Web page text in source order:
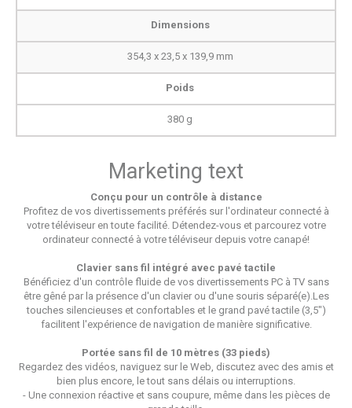
Dimensions
354,3 x 23,5 x 139,9 mm
Poids
380 g
Marketing text
Conçu pour un contrôle à distance
Profitez de vos divertissements préférés sur l'ordinateur connecté à
votre téléviseur en toute facilité. Détendez-vous et parcourez votre
ordinateur connecté à votre téléviseur depuis votre canapé!
Clavier sans fil intégré avec pavé tactile
Bénéficiez d'un contrôle fluide de vos divertissements PC à TV sans
être gêné par la présence d'un clavier ou d'une souris séparé(e).Les
touches silencieuses et confortables et le grand pavé tactile (3,5")
facilitent l'expérience de navigation de manière significative.
Portée sans fil de 10 mètres (33 pieds)
Regardez des vidéos, naviguez sur le Web, discutez avec des amis et
bien plus encore, le tout sans délais ou interruptions.
- Une connexion réactive et sans coupure, même dans les pièces de